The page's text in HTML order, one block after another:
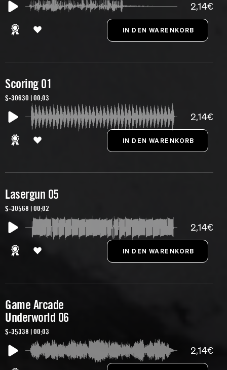
2,14€
Scoring 01
S-30630 | 00:03
2,14€
Lasergun 05
S-30568 | 00:02
2,14€
Game Arcade
Underworld 06
S-35338 | 00:03
2,14€